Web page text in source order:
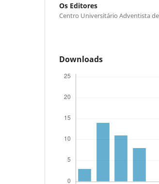
Os Editores
Centro Universitário Adventista
Downloads